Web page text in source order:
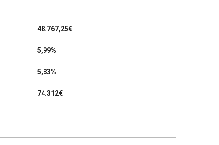
48.767,25€
5,99%
5,83%
74.312€